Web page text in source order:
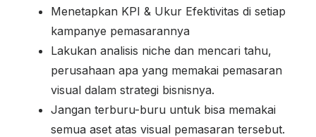
Menetapkan KPI & Ukur Efektivitas di setiap
kampanye pemasarannya
Lakukan analisis niche dan mencari tahu,
perusahaan apa yang memakai pemasaran
visual dalam strategi bisnisnya.
Jangan terburu-buru untuk bisa memakai
semua aset atas visual pemasaran tersebut.